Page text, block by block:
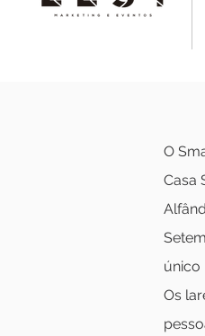
O
Casa
único
Os